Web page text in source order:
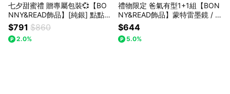
七夕甜蜜禮 贈專屬包裝💞【BO
NNY&READ飾品】[純銀] 點點星
結手鍊 | S925 低敏 純銀 蝴蝶結
手鍊 禮物推薦 情人節禮物 情人
節
$791 $860
2.0%
禮物限定 爸氣有型1+1組【BON
NY&READ飾品】蒙特雷墨鏡 / 3
色任選＋都會簡約墨鏡收納包 兩
件組｜春夏 時尚 黑框 抗UV 太
陽眼鏡 墨鏡 男友 父親 爸爸 男生
$644
5.0%